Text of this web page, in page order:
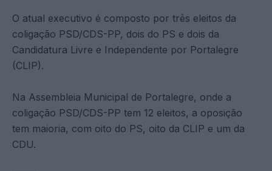
O atual executivo é composto por três eleitos da
coligação PSD/CDS-PP, dois do PS e dois da
Candidatura Livre e Independente por Portalegre
(CLIP).
Na Assembleia Municipal de Portalegre, onde a
coligação PSD/CDS-PP tem 12 eleitos, a oposição
tem maioria, com oito do PS, oito da CLIP e um da
CDU.